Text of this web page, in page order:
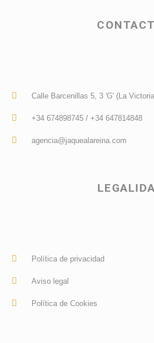
Calle Barcenillas 5, 3 'G' (La
+34 674898745 / +34 647814848
agencia@jaquealareina.com
Política de privacidad
Aviso legal
Política de Cookies